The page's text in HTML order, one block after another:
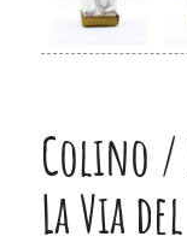
Colino /
La Via